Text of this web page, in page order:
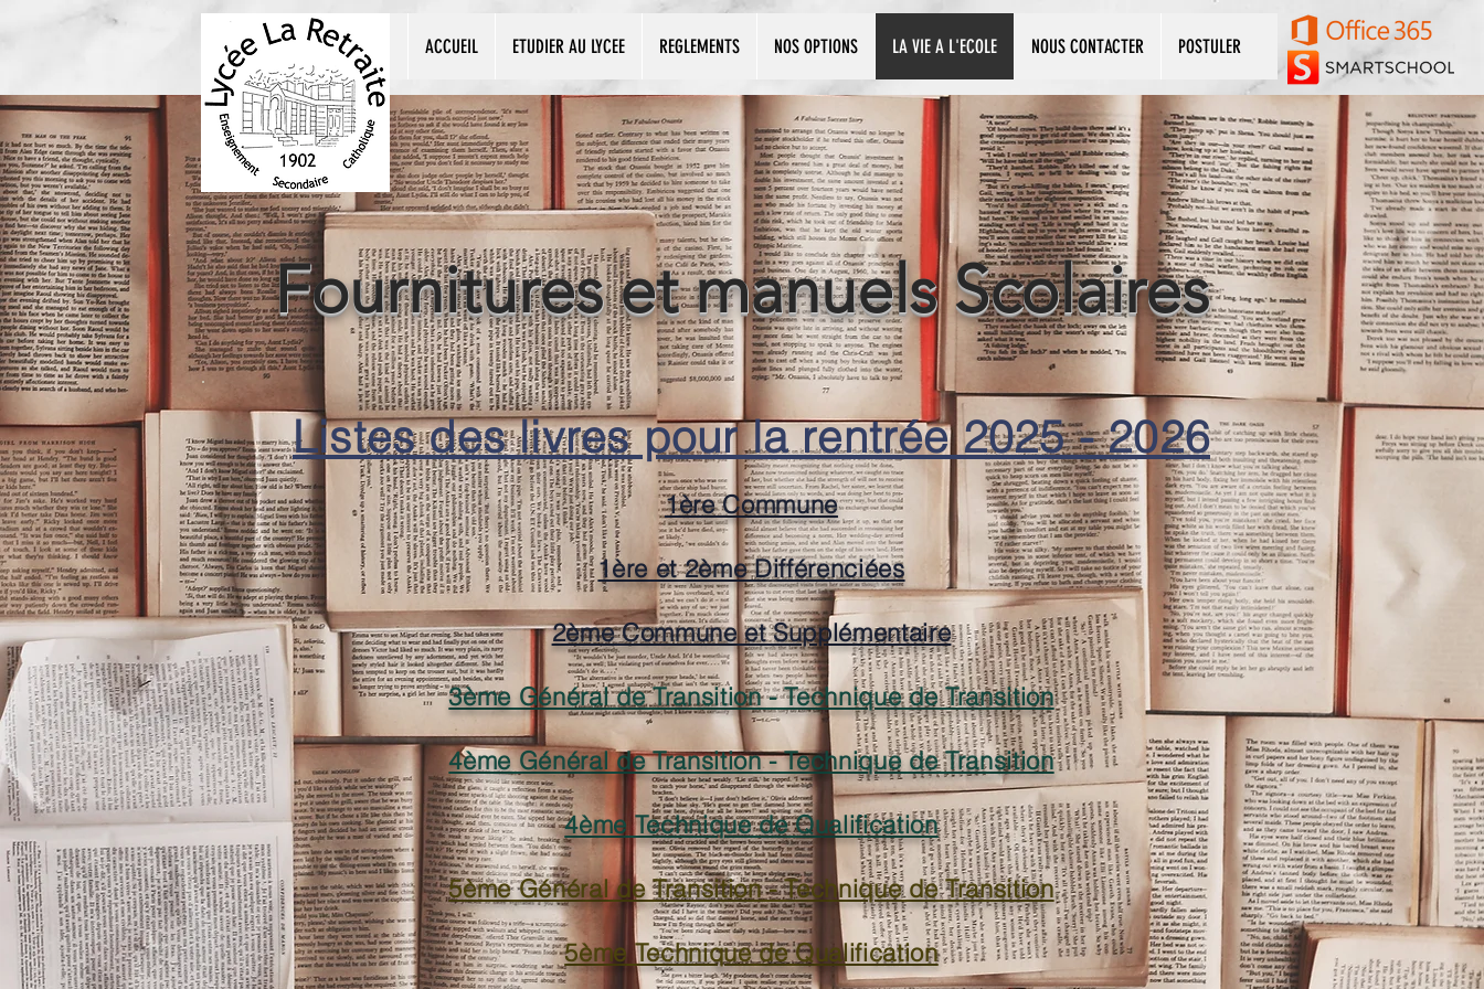
ACCUEIL ETUDIER AU LYCEE REGLEMENTS NOS OPTIONS LA VIE A L'ECOLE NOUS CONTACTER POSTULER
Fournitures et manuels Scolaires
Listes des livres pour la rentrée 2025 - 2026
1ère Commune
1ère et 2ème Différenciées
2ème Commune et Supplémentaire
3ème Général de Transition - Technique de Transition
4ème Général de Transition - Technique de Transition
4ème Technique de Qualification
5ème Général de Transition - Technique de Transition
5ème Technique de Qualification